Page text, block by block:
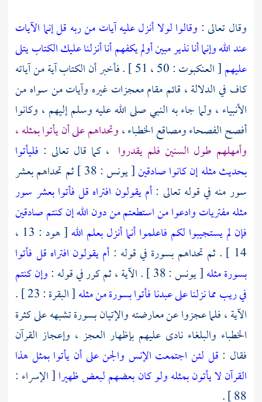
وقال تعالى : وقالوا لولا أنزل عليه آيات من ربه قل إنما الآيات
عند الله وإنما أنا نذير مبين أولم يكفهم أنا أنزلنا عليك الكتاب يتلى
عليهم
[ العنكبوت : 50 ، 51 ] . فأخبر أن الكتاب آية من آياته
كاف في الدلالة ، قائم مقام معجزات غيره وآيات من سواه من
الأنبياء ، ولما جاء به النبي صلى الله عليه وسلم إليهم ، وكانوا
أفصح الفصحاء ومصاقع الخطباء ،وتحداهم على أن يأتوا بمثله ،
وأمهلهم طول السنين فلم يقدروا ، كما قال تعالى : فليأتوا
بحديث مثله إن كانوا صادقين
[ يونس : 38 ] ثم تحداهم بعشر
سور منه في قوله تعالى :أم يقولون افتراه قل فأتوا بعشر سور
مثله مفتريات وادعوا من استطعتم من دون الله إن كنتم صادقين
فإن لم يستجيبوا لكم فاعلموا أنما أنزل بعلم الله
[ هود : 13 ،
14 ] . ثم تحداهم بسورة في قوله :
أم يقولون افتراه قل فأتوا
بسورة مثله[ يونس : 38 ] . الآية ، ثم كرر في قوله :
وإن كنتم
في ريب مما نزلنا على عبدنا فأتوا بسورة من مثله
[ البقرة : 23 ] .
الآية ، فلما عجزوا عن معارضته والإتيان بسورة تشبهه على كثرة
الخطباء والبلغاء نادى عليهم بإظهار العجز ، وإعجاز القرآن
فقال : قل لئن اجتمعت الإنس والجن على أن يأتوا بمثل هذا
القرآن لا يأتون بمثله ولو كان بعضهم لبعض ظهيرا[ الإسراء :
88 ] .